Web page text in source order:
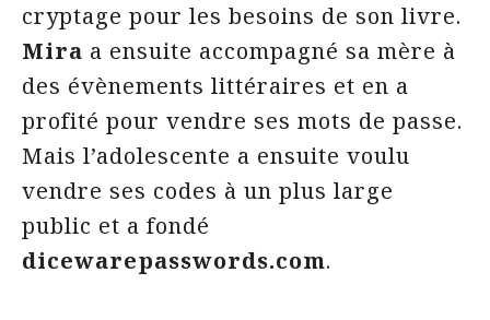
cryptage pour les besoins de son livre.
Mira a ensuite accompagné sa mère à
des évènements littéraires et en a
profité pour vendre ses mots de passe.
Mais l’adolescente a ensuite voulu
vendre ses codes à un plus large
public et a fondé
dicewarepasswords.com.